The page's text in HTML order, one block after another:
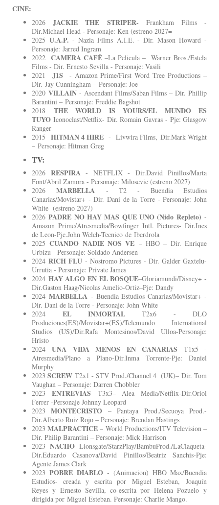
CINE:
2026JACKIE THE STRIPER- Frankham Films -
Dir.Michael Head - Personaje: Ken (estreno 2027=
2025 U.A.P. - Nazia Films A.I.E. - Dir. Mason Howard -
Personaje: Jarred Ingram
2022 CAMERA CAFÉ –La Pelicula – Warner Bros./Estela
Films - Dir. Ernesto Sevilla - Personaje: Vasili
2021 J1S - Amazon Prime/First Word Tree Productions –
Dir. Jay Cunningham – Personaje: Joe
2020 VILLAIN - Ascendant Films/Saban Films – Dir. Phillip
Barantini – Personaje: Freddie Bagshot
2018 THE WORLD IS YOURS/EL MUNDO ES
TUYO Iconoclast/Netflix- Dir. Romain Gavras - Pje: Glasgow
Ranger
2015 HITMAN 4 HIRE - Livwira Films, Dir.Mark Wright
– Personaje: Hitman Greg
TV:
2026 RESPIRA - NETFLIX - Dir.David Pinillos/Marta
Font/Abril Zamora - Personaje: Milosevic (estreno 2027)
2026MARBELLA - T2 - Buendia Estudios
Canarias/Movistar+ - Dir. Dani de la Torre - Personaje: John
White (estreno 2027)
2026PADRE NO HAY MAS QUE UNO (Nido Repleto) -
Amazon Prime/Atresmedia/Bowfinger Intl. Pictures- Dir.Ines
de Leon-Pje.John Welch-Tecnico de Iberdrola
2025CUANDO NADIE NOS VE – HBO – Dir. Enrique
Urbizu - Personaje: Soldado Andersen
2024 RICH FLU - Nostromo Pictures - Dir. Galder Gaxtelu-
Urrutia - Personaje: Private James
2024 HAY ALGO EN EL BOSQUE–Gloriamundi/Disney+ -
Dir.Gaston Haag/Nicolas Amelio-Ortiz–Pje: Dandy
2024 MARBELLA- Buendia Estudios Canarias/Movistar+ -
Dir. Dani de la Torre - Personaje: John White
2024 EL INMORTALT2x6 - DLO
Produciones(ES)/Movistar+(ES)/Telemundo International
Studios (US)/Dir.Rafa Montesinos/David Ulloa-Personaje:
Hristo
2024UNA VIDA MENOS EN CANARIAS T1x5 -
Atresmedia/Plano a Plano-Dir.Inma Torrente-Pje: Daniel
Murphy
2023SCREW T2x1 - STV Prod./Channel 4 (UK)– Dir. Tom
Vaughan – Personaje: Darren Chobbler
2023 ENTREVIAS T3x3– Alea Media/Netflix-Dir.Oriol
Ferrer -Personaje Johnny Leopard
2023
MONTECRISTO – Pantaya Prod./Secuoya Prod.-
Dir.Alberto Ruiz Rojo – Personaje: Brendan Hastings
2023MALPRACTICE– World Productions/ITV Television –
Dir. Philip Barantini – Personaje: Mick Harrison
2023 NACHO Lionsgate/StarzPlay/BambuProd./LaClaqueta-
Dir.Eduardo Casanova/David Pinillos/Beatriz Sanchis-Pje:
Agente James Clark
2023POBRE DIABLO- (Animacion) HBO Max/Buendia
Estudios- creada y escrita por Miguel Esteban, Joaquín
Reyes y Ernesto Sevilla, co-escrita por Helena Pozuelo y
dirigida por Miguel Esteban. Personaje: Charlie Mango.